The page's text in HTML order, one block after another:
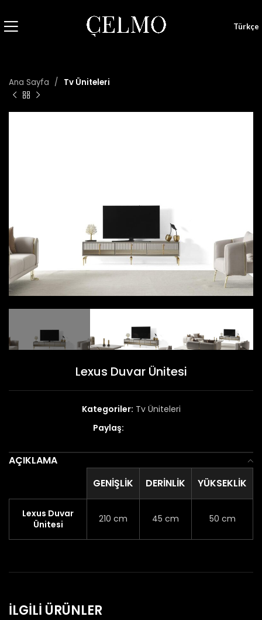
Türkçe
Ana Sayfa Tv Üniteleri
Lexus Duvar Ünitesi
Kategoriler: Tv Üniteleri
Paylaş:
AÇIKLAMA
GENIŞLIK
DERINLIK YÜKSEKLIK
Lexus Duvar
Ünitesi
210 cm 45 cm 50 cm
İLGILI ÜRÜNLER